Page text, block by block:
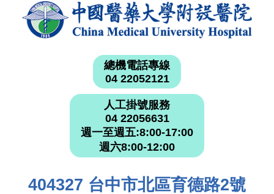
總機電話專線
04 22052121
人工掛號服務
04 22056631
週一至週五:8:00-17:00
週六8:00-12:00
404327 台中市北區育德路2號